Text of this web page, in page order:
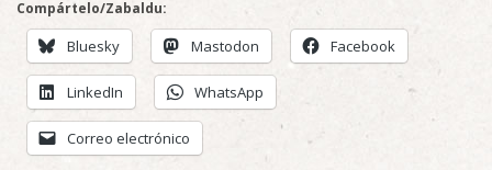
Compártelo/Zabaldu:
Bluesky Mastodon Facebook
LinkedIn WhatsApp
Correo electrónico